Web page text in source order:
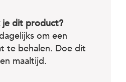
je dit product?
om een
te behalen. Doe dit
maaltijd.